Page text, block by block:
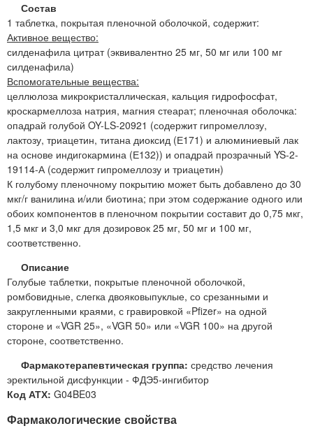
Состав
1 таблетка, покрытая пленочной оболочкой, содержит:
Активное вещество:
силденафила цитрат (эквивалентно 25 мг, 50 мг или 100 мг
силденафила)
Вспомогательные вещества:
целлюлоза микрокристаллическая, кальция гидрофосфат,
кроскармеллоза натрия, магния стеарат; пленочная оболочка:
опадрай голубой OY-LS-20921 (содержит гипромеллозу,
лактозу, триацетин, титана диоксид (Е171) и алюминиевый лак
на основе индигокармина (Е132)) и опадрай прозрачный YS-2-
19114-А (содержит гипромеллозу и триацетин)
К голубому пленочному покрытию может быть добавлено до 30
мкг/г ванилина и/или биотина; при этом содержание одного или
обоих компонентов в пленочном покрытии составит до 0,75 мкг,
1,5 мкг и 3,0 мкг для дозировок 25 мг, 50 мг и 100 мг,
соответственно.
Описание
Голубые таблетки, покрытые пленочной оболочкой,
ромбовидные, слегка двояковыпуклые, со срезанными и
закругленными краями, с гравировкой «Pfizer» на одной
стороне и «VGR 25», «VGR 50» или «VGR 100» на другой
стороне, соответственно.
Фармакотерапевтическая группа: средство лечения
эректильной дисфункции - ФДЭ5-ингибитор
Код АТХ: G04BE03
Фармакологические свойства